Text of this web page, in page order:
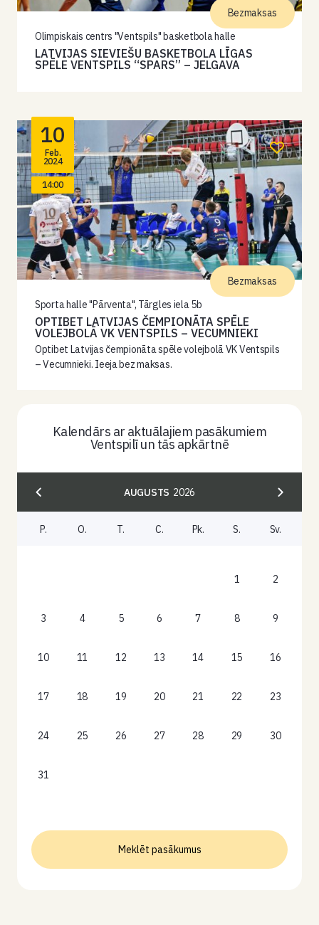
Olimpiskais centrs "Ventspils" basketbola halle
LATVIJAS SIEVIEŠU BASKETBOLA LĪGAS
SPĒLE VENTSPILS “SPARS” – JELGAVA
Bezmaksas
10
Feb.
2024
14:00
Sporta halle "Pārventa", Tārgles iela 5b
OPTIBET LATVIJAS ČEMPIONĀTA SPĒLE
VOLEJBOLĀ VK VENTSPILS – VECUMNIEKI
Optibet Latvijas čempionāta spēle volejbolā VK Ventspils
– Vecumnieki. Ieeja bez maksas.
Bezmaksas
Kalendārs ar aktuālajiem pasākumiem
Ventspilī un tās apkārtnē
AUGUSTS 2026
P. O. T. C. Pk. S. Sv.
1 2
3 4 5 6 7 8 9
10 11 12 13 14 15 16
17 18 19 20 21 22 23
24 25 26 27 28 29 30
31
Meklēt pasākumus